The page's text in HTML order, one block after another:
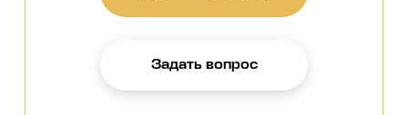
Задать вопрос